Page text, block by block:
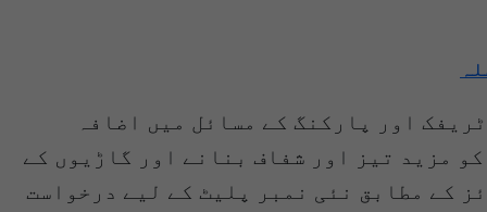
اور پارکنگ کے مسائل میں اضافہ
مزید تیز اور شفاف بنانے اور گاڑیوں کے
کے مطابق نئی نمبر پلیٹ کے لیے درخواست